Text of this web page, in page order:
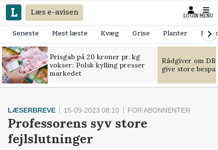
Læs e-avisen LOGIN MENU
Seneste Mest læste Kvæg Grise Planter
Prisgab på 20 kroner pr. kg
vokser: Polsk kylling presser
markedet
Rådgiver om
give store
LÆSERBREVE 15-09-2023 08:10 FOR ABONNENTER
Professorens syv store
fejlslutninger